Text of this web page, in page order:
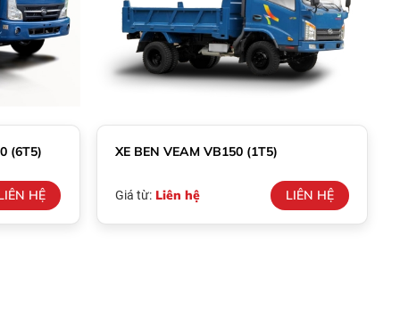
(6T5)
HỆ
XE BEN VEAM VB150 (1T5)
Giá từ: Liên hệ LIÊN HỆ